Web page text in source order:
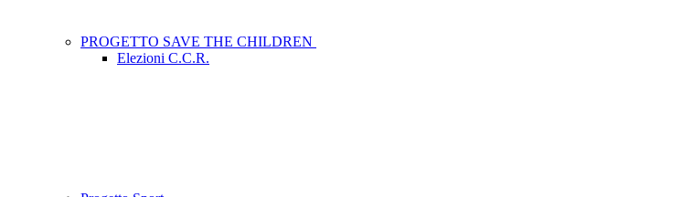
PROGETTO SAVE THE CHILDREN
Elezioni C.C.R.